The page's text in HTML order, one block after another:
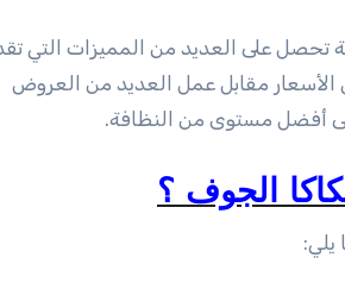
على العديد من المميزات التي
الأسعار مقابل عمل العديد من العروض
أفضل مستوى من النظافة.
الجوف ؟
يلي: